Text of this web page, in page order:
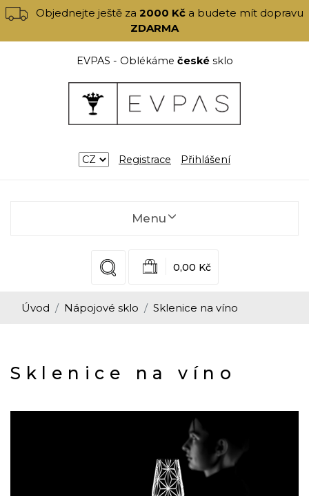
Objednejte ještě za2000 Kč a budete mít dopravu
ZDARMA
EVPAS - Oblékáme českésklo
Registrace Přihlášení
Menu
0,00 Kč
Úvod Nápojové sklo Sklenice na víno
Sklenice na víno